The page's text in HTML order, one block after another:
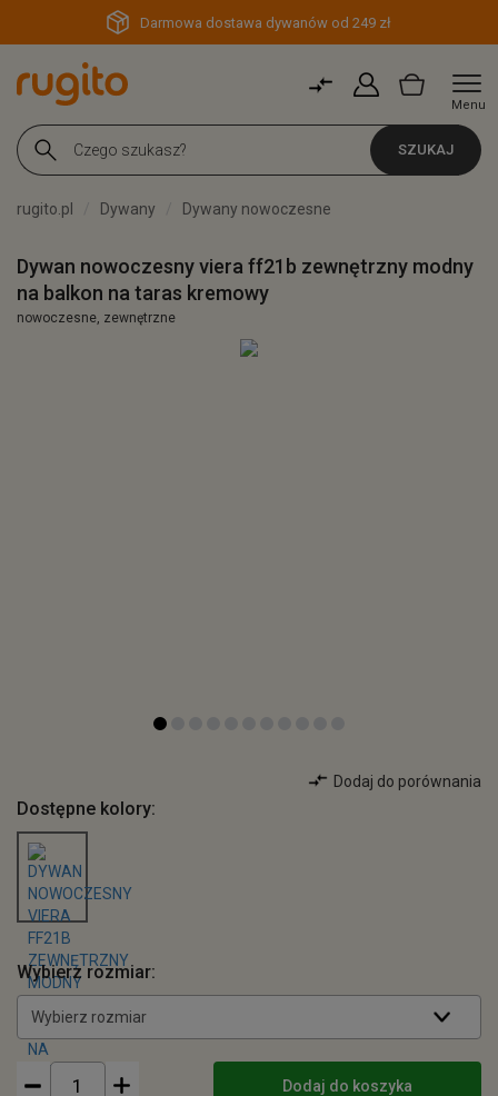
Darmowa dostawa dywanów od 249 zł
Menu
SZUKAJ
rugito.pl Dywany Dywany nowoczesne
Dywan nowoczesny viera ff21b zewnętrzny modny
na balkon na taras kremowy
nowoczesne, zewnętrzne
Dodaj do porównania
Dostępne kolory:
Wybierz rozmiar:
Wybierz rozmiar
Dodaj do koszyka